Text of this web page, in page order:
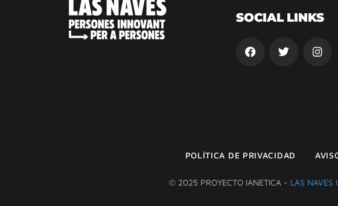
SOCIAL LINKS
POLÍTICA DE PRIVACIDAD
© 2025 PROYECTO IANETICA - LAS NAVES